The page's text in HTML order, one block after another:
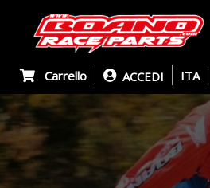
Carrello ACCEDI ITA